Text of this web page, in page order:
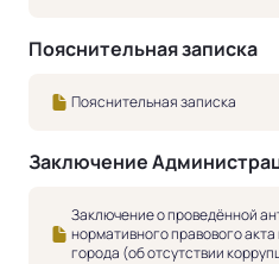
Пояснительная записка
Пояснительная записка
Заключение
Заключение о проведённой
нормативного правового
города (об отсутствии